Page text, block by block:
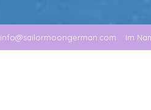
info@sailormoongerman.com Im